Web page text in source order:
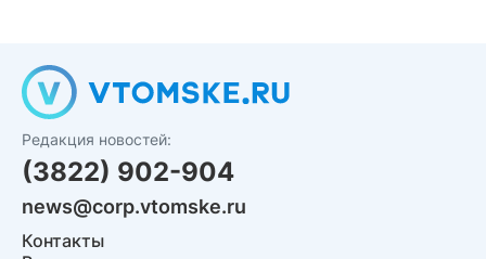
Редакция новостей:
(3822) 902-904
news@corp.vtomske.ru
Контакты